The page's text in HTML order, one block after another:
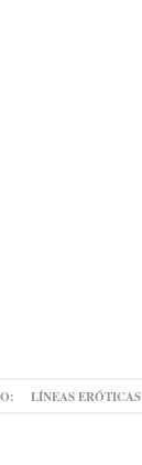
LÍNEAS ERÓTICAS